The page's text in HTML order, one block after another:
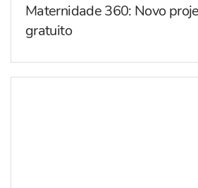
Maternidade 360: Novo
gratuito